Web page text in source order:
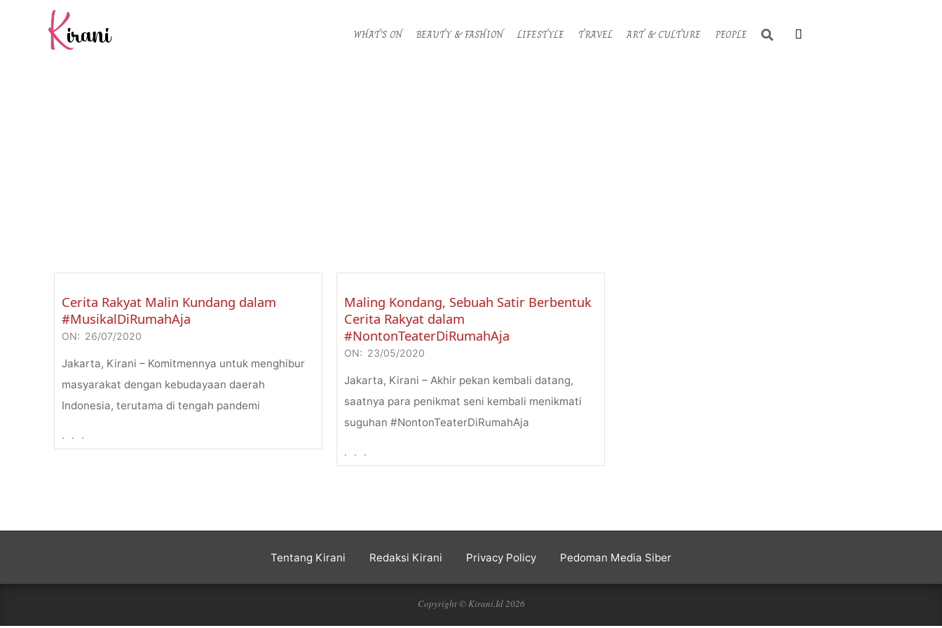
WHAT’S ON BEAUTY & FASHION LIFESTYLE TRAVEL ART & CULTURE PEOPLE Search
Cerita Rakyat Malin Kundang dalam
#MusikalDiRumahAja
2020-
07-
26
ON: 26/07/2020
Jakarta, Kirani – Komitmennya untuk menghibur
masyarakat dengan kebudayaan daerah
Indonesia, terutama di tengah pandemi
. . .
Maling Kondang, Sebuah Satir Berbentuk
Cerita Rakyat dalam
#NontonTeaterDiRumahAja
2020-
05-
23
ON: 23/05/2020
Jakarta, Kirani – Akhir pekan kembali datang,
saatnya para penikmat seni kembali menikmati
suguhan #NontonTeaterDiRumahAja
. . .
Tentang Kirani Redaksi Kirani Privacy Policy Pedoman Media Siber
Copyright © Kirani.Id 2026